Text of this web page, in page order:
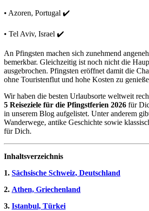
• Azoren, Portugal ✔️
• Tel Aviv, Israel ✔️
An Pfingsten machen sich zunehmend
bemerkbar. Gleichzeitig ist noch nicht die
ausgebrochen. Pfingsten eröffnet damit die
ohne Touristenflut und hohe Kosten zu
Wir haben die besten Urlaubsorte weltweit
5 Reiseziele für die Pfingstferien 2026 für
in unserem Blog aufgelistet. Unter anderem
Wanderwege, antike Geschichte sowie
für Dich.
Inhaltsverzeichnis
1. Sächsische Schweiz, Deutschland
2. Athen, Griechenland
3. Istanbul, Türkei